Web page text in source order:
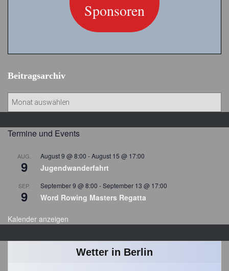
Sponsoren
Beitragsarchiv
t
h
Termine und Events
AUG.
9
August 9 @ 8:00 -August 15 @ 17:00
Jugendwanderfahrt
SEP.
9
September 9 @ 8:00 -September 13 @ 17:00
Word Rowing Masters Regatta
Kalender anzeigen
Wetter in Berlin